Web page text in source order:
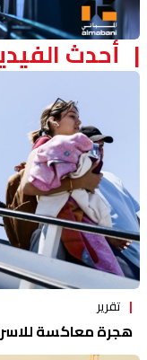
أحدث
تقرير
هجرة معاكسة